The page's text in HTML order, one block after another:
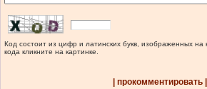
Код состоит из цифр и латинских букв, изображенных на
кода кликните на картинке.
| прокомментировать |